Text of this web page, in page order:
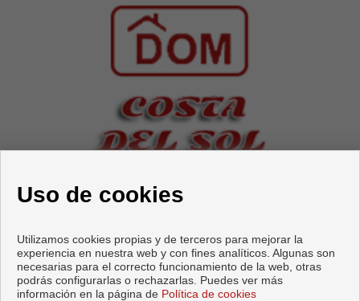
Uso de cookies
Utilizamos cookies propias y de terceros para mejorar la
experiencia en nuestra web y con fines analíticos. Algunas son
necesarias para el correcto funcionamiento de la web, otras
podrás configurarlas o rechazarlas. Puedes ver más
información en la página de Política de cookies